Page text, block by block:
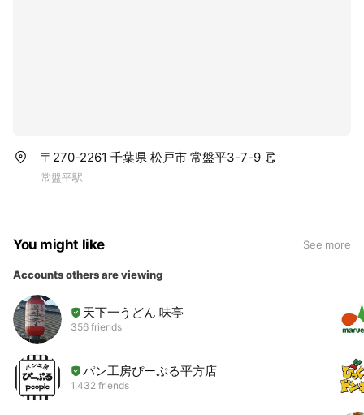
〒270-2261 千葉県 松戸市 常盤平3-7-9
常盤平駅
You might like See more
Accounts others are viewing
天下一うどん 味亭
356 friends
パン工房ぴーぷる平方店
1,432 friends